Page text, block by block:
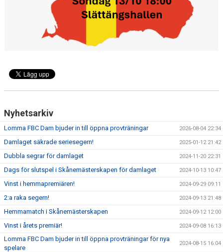
Nyhetsarkiv
Lomma FBC Dam bjuder in till öppna provträningar 2026-08-04 22:34
Damlaget säkrade seriesegern! 2025-01-12 21:42
Dubbla segrar för damlaget 2024-11-20 22:31
Dags för slutspel i Skånemästerskapen för damlaget 2024-10-13 10:47
Vinst i hemmapremiären! 2024-09-29 09:11
2:a raka segern! 2024-09-13 21:48
Hemmamatch i Skånemästerskapen 2024-09-12 12:00
Vinst i årets premiär! 2024-09-08 16:13
Lomma FBC Dam bjuder in till öppna provträningar för nya
spelare
2024-08-15 16:04